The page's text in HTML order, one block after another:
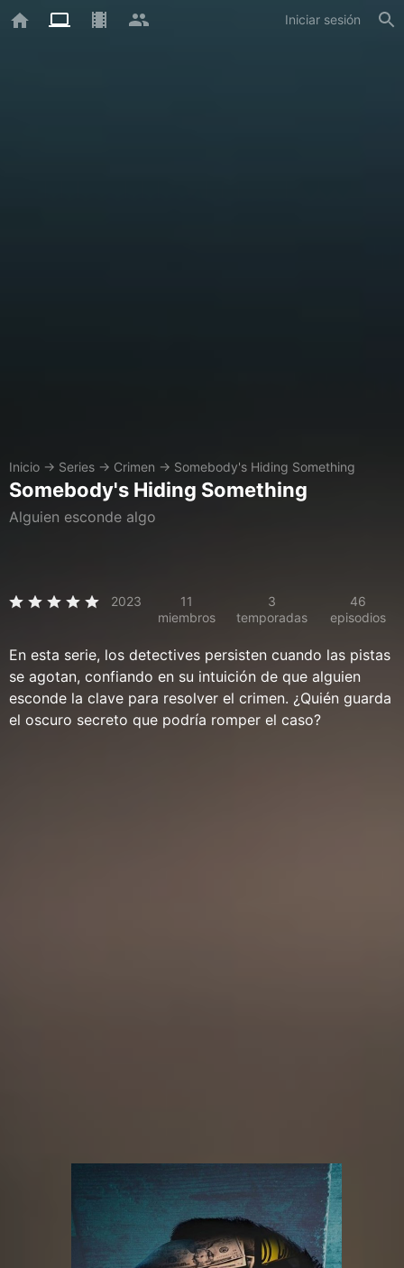
Iniciar sesión
Inicio → Series → Crimen → Somebody's Hiding Something
Somebody's Hiding Something
Alguien esconde algo
2023
11
miembros
3
temporadas
46
episodios
En esta serie, los detectives persisten cuando las pistas
se agotan, confiando en su intuición de que alguien
esconde la clave para resolver el crimen. ¿Quién guarda
el oscuro secreto que podría romper el caso?